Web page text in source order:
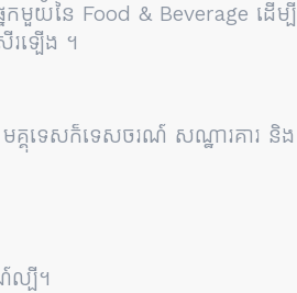
កមួយនៃ Food & Beverage ដើម្បី
រឡើង ។
គ្គុទេសក៏ទេសចរណ៍ សណ្ឋារគារ និង
ល្បី។